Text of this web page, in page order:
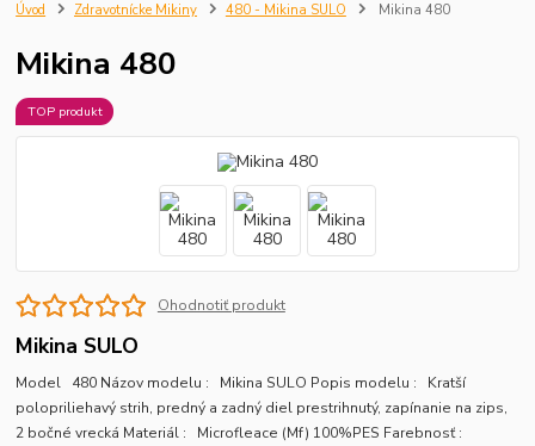
Úvod Zdravotnícke Mikiny 480 - Mikina SULO Mikina 480
Mikina 480
TOP produkt
Ohodnotiť produkt
Mikina SULO
Model 480 Názov modelu : Mikina SULO Popis modelu : Kratší
polopriliehavý strih, predný a zadný diel prestrihnutý, zapínanie na zips,
2 bočné vrecká Materiál : Microfleace (Mf) 100%PES Farebnosť :